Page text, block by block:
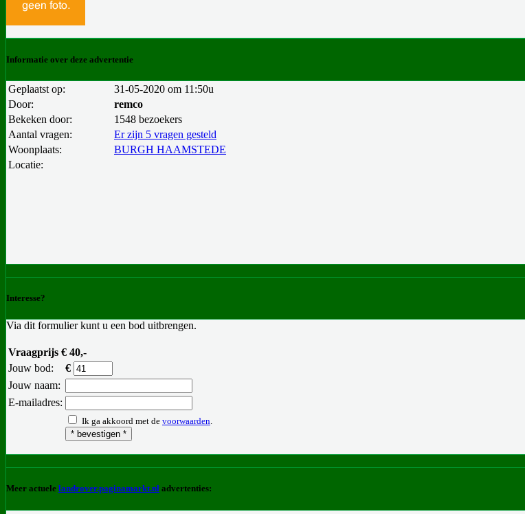
Informatie over deze advertentie
Geplaatst op:
31-05-2020 om 11:50u
Door:
remco
Bekeken door:
1548 bezoekers
Aantal vragen:
Er zijn 5 vragen gesteld
Woonplaats:
BURGH HAAMSTEDE
Locatie:
Interesse?
Via dit formulier kunt u een bod uitbrengen.
Vraagprijs € 40,-
Jouw bod:
€
Jouw naam:
E-mailadres:
Ik ga akkoord met de voorwaarden.
Meer actuele landrover.paginamarkt.nl advertenties: